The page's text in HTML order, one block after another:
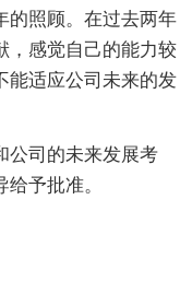
的照顾。在过去两年
，感觉自己的能力较
能适应公司未来的发
公司的未来发展考
予批准。